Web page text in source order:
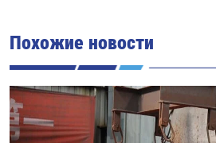
Похожие новости